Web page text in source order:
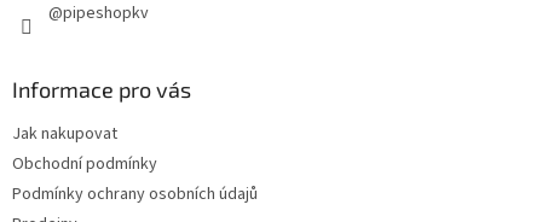
@pipeshopkv
Informace pro vás
Jak nakupovat
Obchodní podmínky
Podmínky ochrany osobních údajů